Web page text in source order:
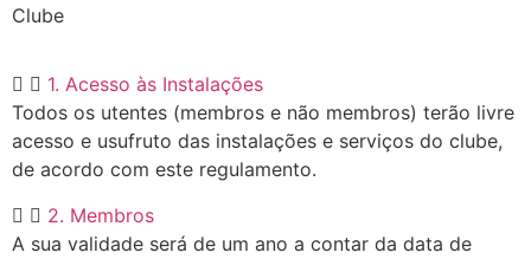
Clube
1. Acesso às Instalações
Todos os utentes (membros e não membros) terão livre
acesso e usufruto das instalações e serviços do clube,
de acordo com este regulamento.
2. Membros
A sua validade será de um ano a contar da data de